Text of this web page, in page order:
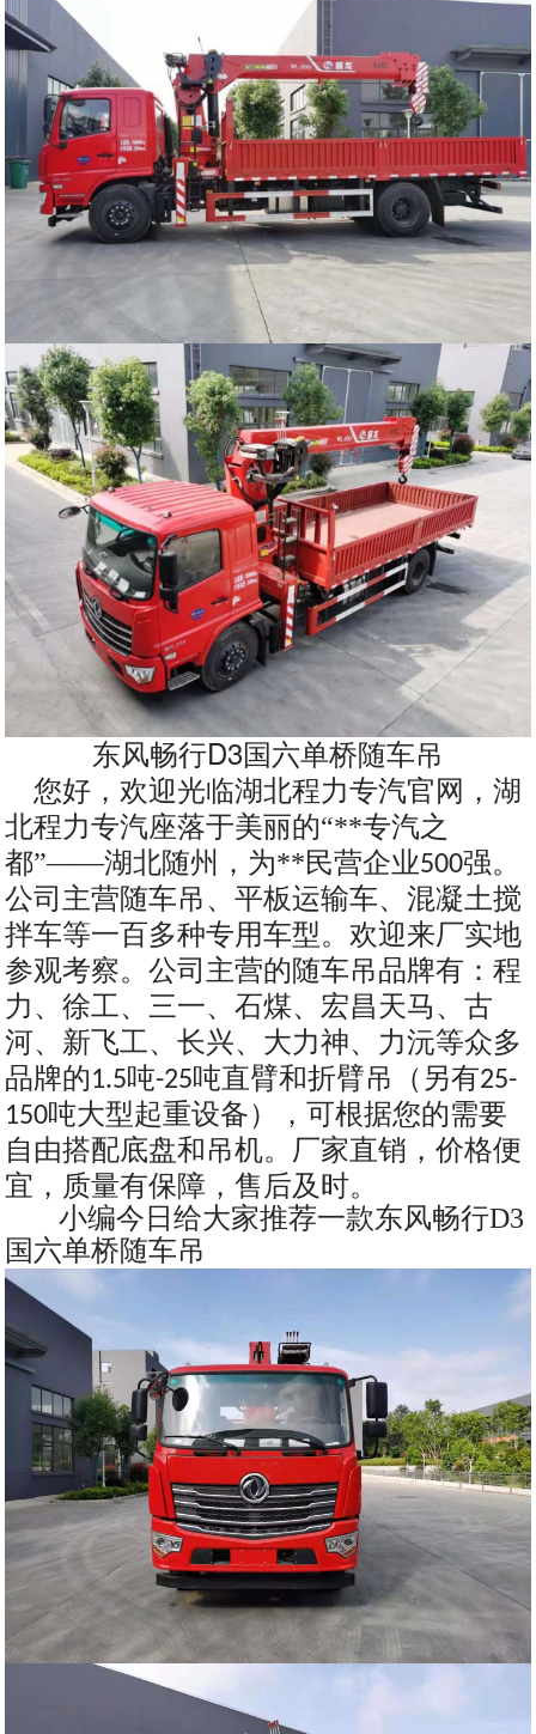
东风畅行D3国六单桥随车吊
您好，欢迎光临湖北程力专汽官网，湖
北程力专汽座落于美丽的“**专汽之
都”——湖北随州，为**民营企业500强。
公司主营随车吊、平板运输车、混凝土搅
拌车等一百多种专用车型。欢迎来厂实地
参观考察。公司主营的随车吊品牌有：程
力、徐工、三一、石煤、宏昌天马、古
河、新飞工、长兴、大力神、力沅等众多
品牌的1.5吨-25吨直臂和折臂吊（另有25-
150吨大型起重设备），可根据您的需要
自由搭配底盘和吊机。厂家直销，价格便
宜，质量有保障，售后及时。
小编今日给大家推荐一款东风畅行D3
国六单桥随车吊